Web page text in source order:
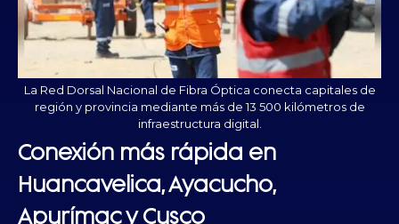
La Red Dorsal Nacional de Fibra Óptica conecta capitales de
región y provincia mediante más de 13 500 kilómetros de
infraestructura digital.
Conexión más rápida en
Huancavelica, Ayacucho,
Apurímac y Cusco